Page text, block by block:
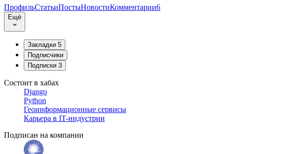
ПрофильСтатьиПостыНовостиКомментарии6
Ещё
Закладки 5
Подписчики
Подписки 3
Состоит в хабах
Django
Python
Геоинформационные сервисы
Карьера в IT-индустрии
Подписан на компании